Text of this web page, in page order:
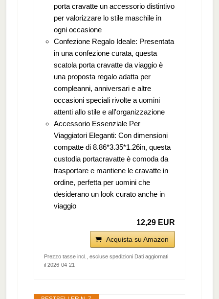
porta cravatte un accessorio distintivo
per valorizzare lo stile maschile in
ogni occasione
Confezione Regalo Ideale: Presentata
in una confezione curata, questa
scatola porta cravatte da viaggio è
una proposta regalo adatta per
compleanni, anniversari e altre
occasioni speciali rivolte a uomini
attenti allo stile e all'organizzazione
Accessorio Essenziale Per
Viaggiatori Eleganti: Con dimensioni
compatte di 8.86*3.35*1.26in, questa
custodia portacravatte è comoda da
trasportare e mantiene le cravatte in
ordine, perfetta per uomini che
desiderano un look curato anche in
viaggio
12,29 EUR
Acquista su Amazon
Prezzo tasse incl., escluse spedizioni Dati aggiornati
il 2026-04-21